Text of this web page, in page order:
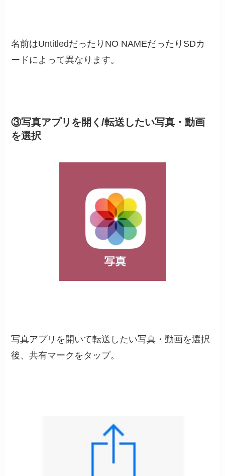
名前はUntitledだったりNO NAMEだったりSDカ
ードによって異なります。
③写真アプリを開く/転送したい写真・動画
を選択
写真アプリを開いて転送したい写真・動画を選択
後、共有マークをタップ。